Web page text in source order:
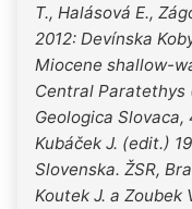
T., Halásová E.,
2012: Devínska
Miocene shallow-
Central Paratethys
Geologica Slovaca,
Kubáček J. (edit.)
Slovenska. ŽSR,
Koutek J. a Zoubek